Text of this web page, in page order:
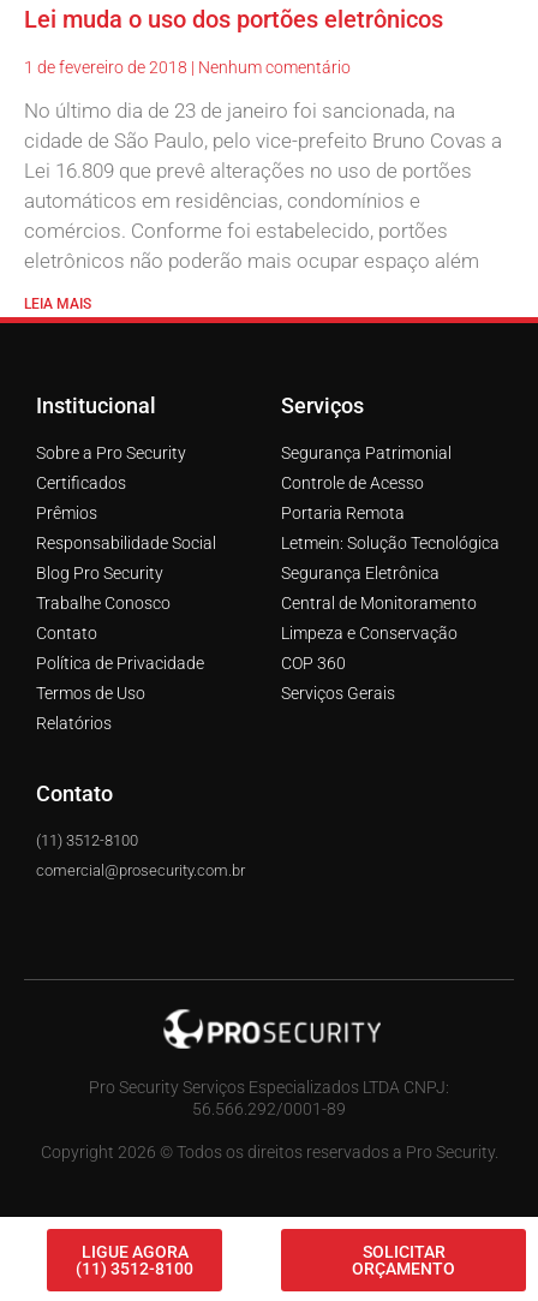
Lei muda o uso dos portões eletrônicos
1 de fevereiro de 2018 Nenhum comentário
No último dia de 23 de janeiro foi sancionada, na
cidade de São Paulo, pelo vice-prefeito Bruno Covas a
Lei 16.809 que prevê alterações no uso de portões
automáticos em residências, condomínios e
comércios. Conforme foi estabelecido, portões
eletrônicos não poderão mais ocupar espaço além
LEIA MAIS
Institucional
Sobre a Pro Security
Certificados
Prêmios
Responsabilidade Social
Blog Pro Security
Trabalhe Conosco
Contato
Política de Privacidade
Termos de Uso
Relatórios
Serviços
Segurança Patrimonial
Controle de Acesso
Portaria Remota
Letmein: Solução Tecnológica
Segurança Eletrônica
Central de Monitoramento
Limpeza e Conservação
COP 360
Serviços Gerais
Contato
(11) 3512-8100
comercial@prosecurity.com.br
Pro Security Serviços Especializados LTDA CNPJ:
56.566.292/0001-89
Copyright 2026 © Todos os direitos reservados a Pro Security.
LIGUE AGORA
(11) 3512-8100
SOLICITAR
ORÇAMENTO